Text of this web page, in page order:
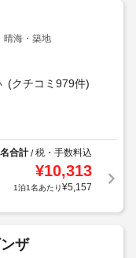
晴海・築地
(クチコミ979件)
合計/税・手数料込
¥10,313
1泊1名あたり¥5,157
ザ